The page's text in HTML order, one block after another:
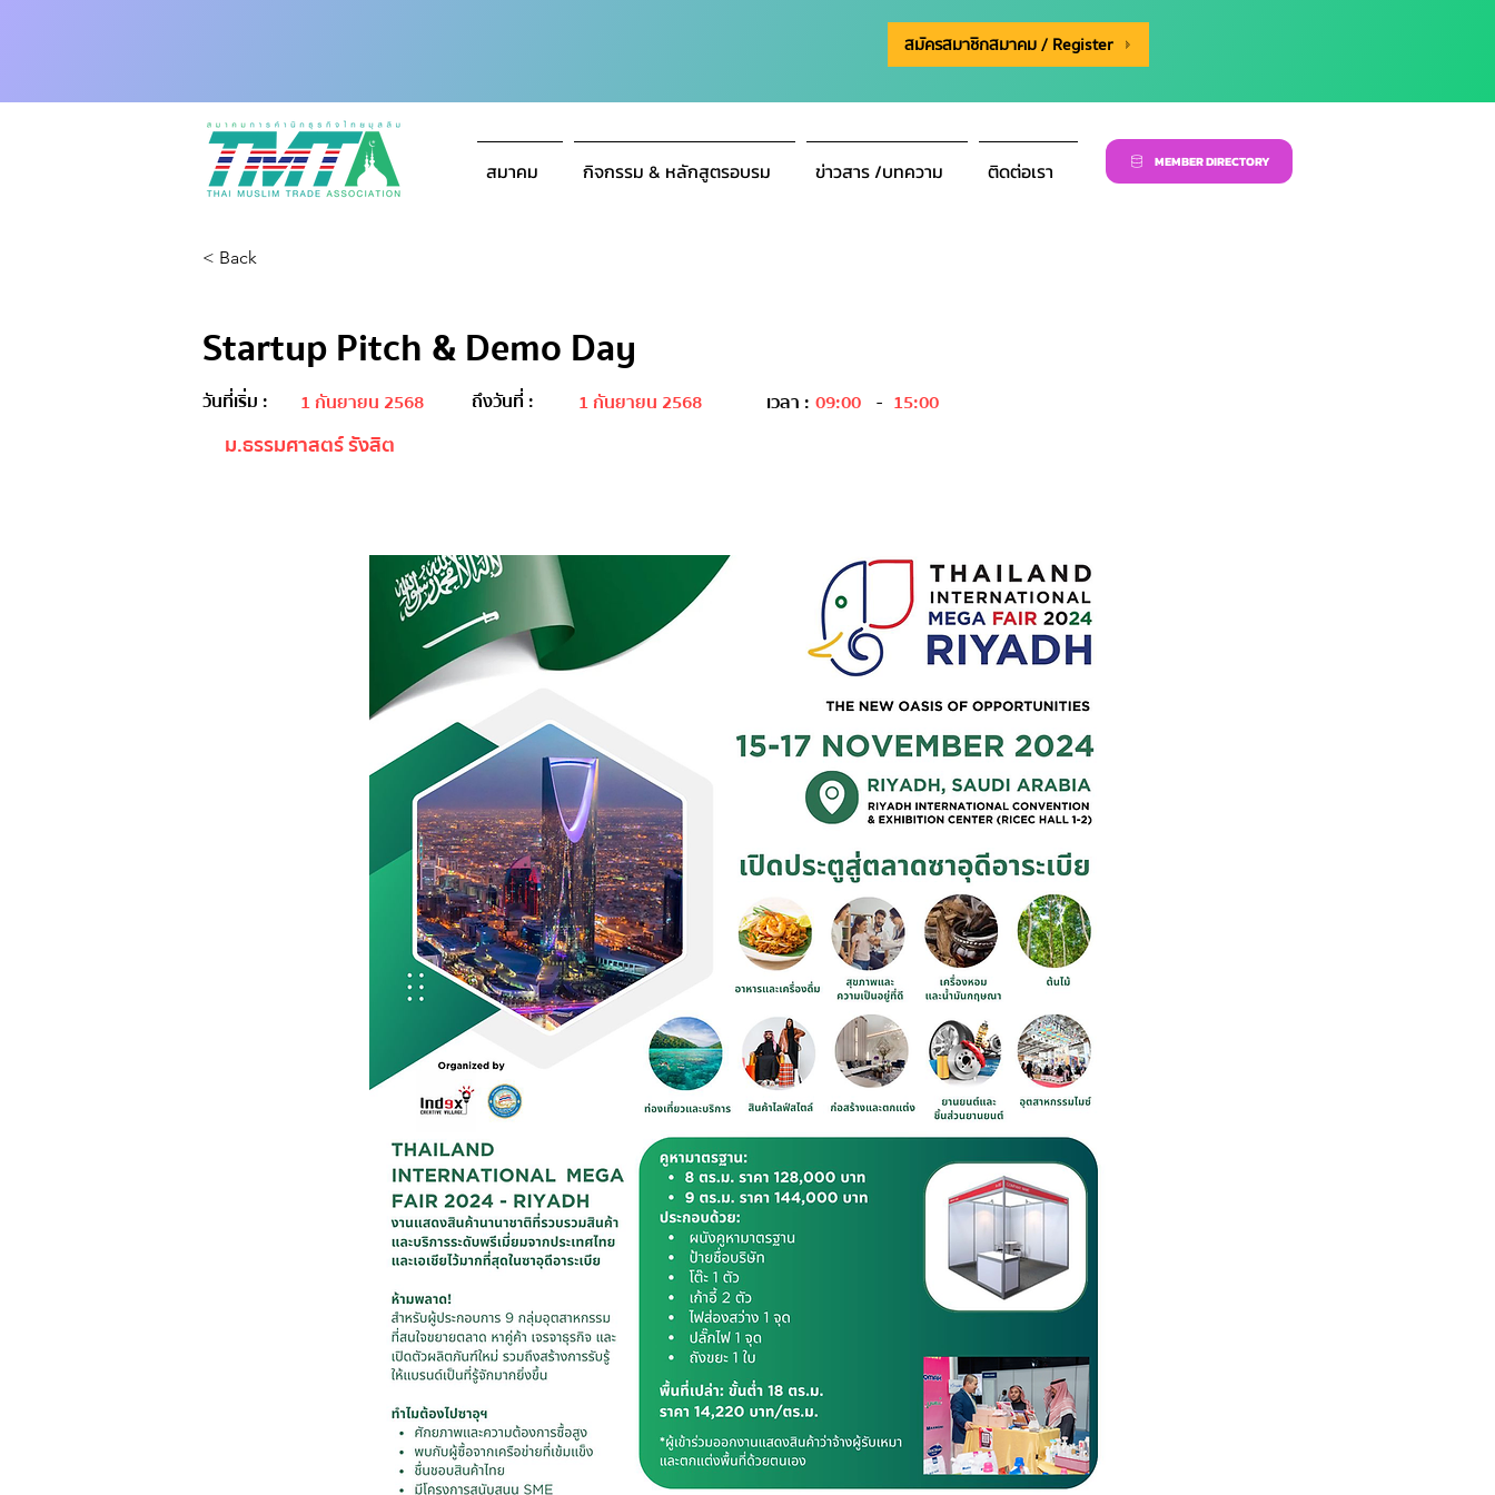
สมัครสมาชิกสมาคม / Register
สมาคม กิจกรรม & หลักสูตรอบรม ข่าวสาร /บทความ ติดต่อเรา MEMBER DIRECTORY
< Back
Startup Pitch & Demo Day
วันที่เริ่ม : 1 กันยายน 2568 ถึงวันที่ : 1 กันยายน 2568 เวลา : 09:00 - 15:00
ม.ธรรมศาสตร์ รังสิต